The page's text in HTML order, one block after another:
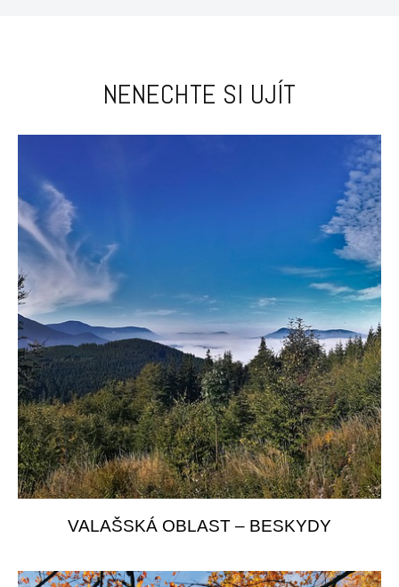
NENECHTE SI UJÍT
VALAŠSKÁ OBLAST – BESKYDY